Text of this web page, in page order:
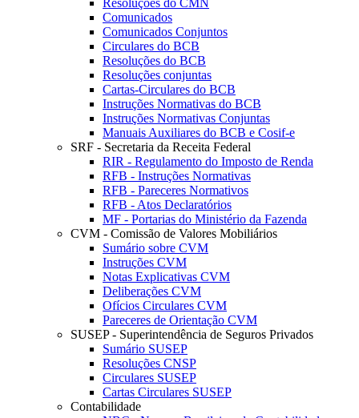
Resoluções do CMN
Comunicados
Comunicados Conjuntos
Circulares do BCB
Resoluções do BCB
Resoluções conjuntas
Cartas-Circulares do BCB
Instruções Normativas do BCB
Instruções Normativas Conjuntas
Manuais Auxiliares do BCB e Cosif-e
SRF - Secretaria da Receita Federal
RIR - Regulamento do Imposto de Renda
RFB - Instruções Normativas
RFB - Pareceres Normativos
RFB - Atos Declaratórios
MF - Portarias do Ministério da Fazenda
CVM - Comissão de Valores Mobiliários
Sumário sobre CVM
Instruções CVM
Notas Explicativas CVM
Deliberações CVM
Ofícios Circulares CVM
Pareceres de Orientação CVM
SUSEP - Superintendência de Seguros Privados
Sumário SUSEP
Resoluções CNSP
Circulares SUSEP
Cartas Circulares SUSEP
Contabilidade